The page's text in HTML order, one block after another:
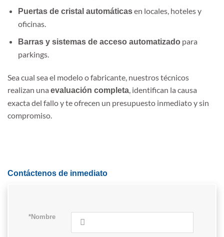
Puertas de cristal automáticasen locales, hoteles y
oficinas.
Barras y sistemas de acceso automatizadopara
parkings.
Sea cual sea el modelo o fabricante, nuestros técnicos
realizan una evaluación completa , identifican la causa
exacta del fallo y te ofrecen un presupuesto inmediato y sin
compromiso.
Contáctenos de inmediato
*Nombre